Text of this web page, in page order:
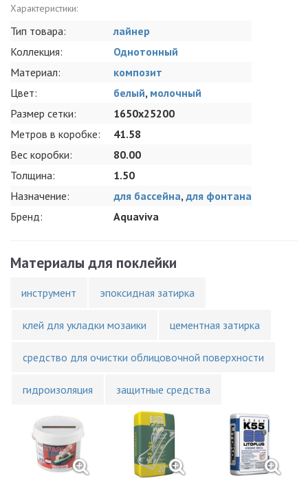
Характеристики:
Тип товара:
лайнер
Коллекция:
Однотонный
Материал:
композит
Цвет:
белый, молочный
Размер сетки:
1650x25200
Метров в коробке:
41.58
Вес коробки:
80.00
Толщина:
1.50
Назначение:
для бассейна, для фонтана
Бренд:
Aquaviva
Материалы для поклейки
инструмент эпоксидная затирка
клей для укладки мозаики цементная затирка
средство для очистки облицовочной поверхности
гидроизоляция защитные средства